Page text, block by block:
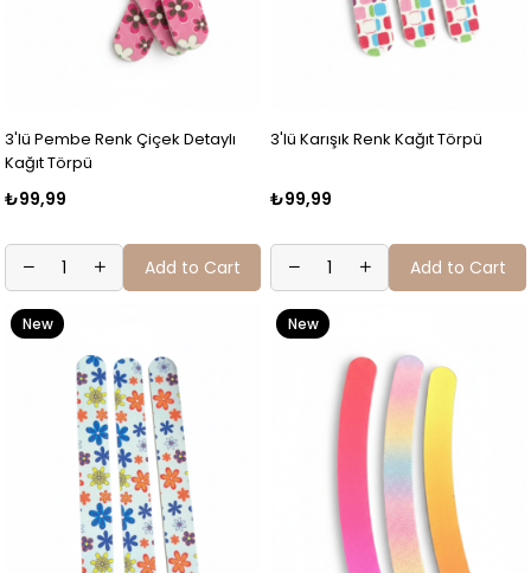
3'lü Pembe Renk Çiçek Detaylı
Kağıt Törpü
₺99,99
Add to Cart
3'lü Karışık Renk Kağıt Törpü
₺99,99
Add to Cart
New
New